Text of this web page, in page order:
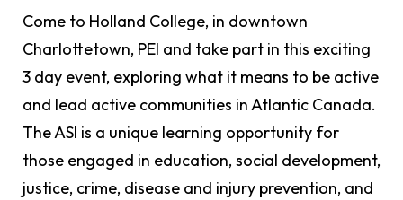
Come to Holland College, in downtown
Charlottetown, PEI and take part in this exciting
3 day event, exploring what it means to be active
and lead active communities in Atlantic Canada.
The ASI is a unique learning opportunity for
those engaged in education, social development,
justice, crime, disease and injury prevention, and